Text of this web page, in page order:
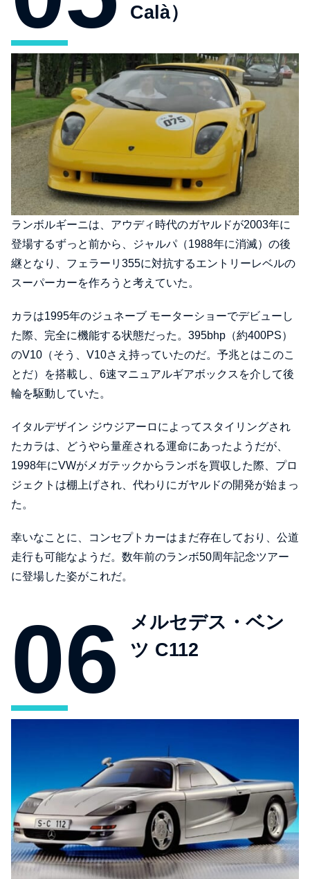
Calà）
ランボルギーニは、アウディ時代のガヤルドが2003年に
登場するずっと前から、ジャルパ（1988年に消滅）の後
継となり、フェラーリ355に対抗するエントリーレベルの
スーパーカーを作ろうと考えていた。
カラは1995年のジュネーブ モーターショーでデビューし
た際、完全に機能する状態だった。395bhp（約400PS）
のV10（そう、V10さえ持っていたのだ。予兆とはこのこ
とだ）を搭載し、6速マニュアルギアボックスを介して後
輪を駆動していた。
イタルデザイン ジウジアーロによってスタイリングされ
たカラは、どうやら量産される運命にあったようだが、
1998年にVWがメガテックからランボを買収した際、プロ
ジェクトは棚上げされ、代わりにガヤルドの開発が始まっ
た。
幸いなことに、コンセプトカーはまだ存在しており、公道
走行も可能なようだ。数年前のランボ50周年記念ツアー
に登場した姿がこれだ。
メルセデス・ベン
ツ C112